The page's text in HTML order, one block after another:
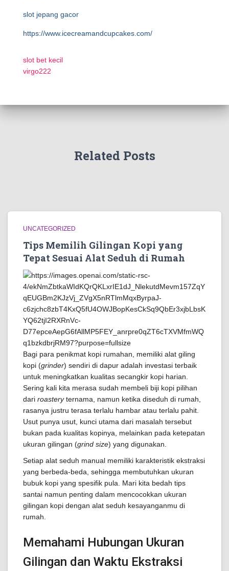
slot jepang gacor
https://www.icecreamandcupcakes.com/
slot bet kecil
virgo222
Related Posts
UNCATEGORIZED
Tips Memilih Gilingan Kopi yang
Tepat Sesuai Alat Seduh di Rumah
Bagi para penikmat kopi rumahan, memiliki alat giling
kopi (grinder) sendiri di dapur adalah investasi terbaik
untuk meningkatkan kualitas secangkir kopi harian.
Sering kali kita merasa sudah membeli biji kopi pilihan
dari roasteryternama, namun ketika diseduh di rumah,
rasanya justru terasa terlalu hambar atau terlalu pahit.
Usut punya usut, kunci utama dari masalah tersebut
bukan pada kualitas kopinya, melainkan pada ketepatan
ukuran gilingan (grind size) yang digunakan.
Setiap alat seduh manual memiliki karakteristik ekstraksi
yang berbeda-beda, sehingga membutuhkan ukuran
bubuk kopi yang spesifik pula. Mari kita bedah tips
santai namun penting dalam mencocokkan ukuran
gilingan kopi dengan alat seduh kesayanganmu di
rumah.
Memahami Hubungan Ukuran
Gilingan dan Waktu Ekstraksi